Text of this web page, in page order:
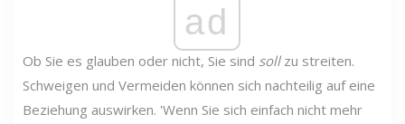
ad
Ob Sie es glauben oder nicht, Sie sind sollzu streiten.
Schweigen und Vermeiden können sich nachteilig auf eine
Beziehung auswirken. 'Wenn Sie sich einfach nicht mehr